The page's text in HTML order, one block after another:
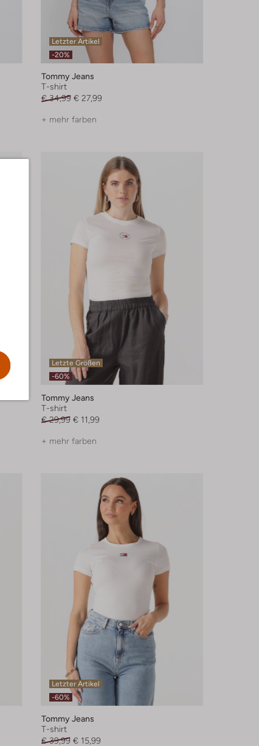
Letzter Artikel
-20%
Tommy Jeans
T-shirt
€ 34,99 € 27,99
+ mehr farben
Letzte Größen
-60%
Tommy Jeans
T-shirt
€ 29,99 € 11,99
+ mehr farben
Letzter Artikel
-60%
Tommy Jeans
T-shirt
€ 39,99 € 15,99